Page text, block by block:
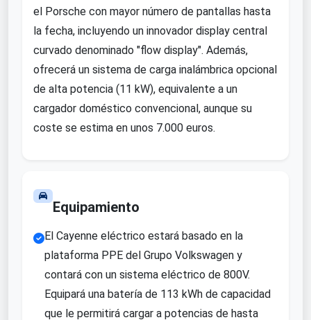
el Porsche con mayor número de pantallas hasta
la fecha, incluyendo un innovador display central
curvado denominado "flow display". Además,
ofrecerá un sistema de carga inalámbrica opcional
de alta potencia (11 kW), equivalente a un
cargador doméstico convencional, aunque su
coste se estima en unos 7.000 euros.
Equipamiento
El Cayenne eléctrico estará basado en la
plataforma PPE del Grupo Volkswagen y
contará con un sistema eléctrico de 800V.
Equipará una batería de 113 kWh de capacidad
que le permitirá cargar a potencias de hasta